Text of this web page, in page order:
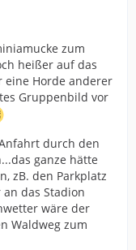
zum
heißer auf das
eine Horde anderer
Gruppenbild vor
durch den
ganze hätte
zB. den Parkplatz
das Stadion
wäre der
Waldweg zum